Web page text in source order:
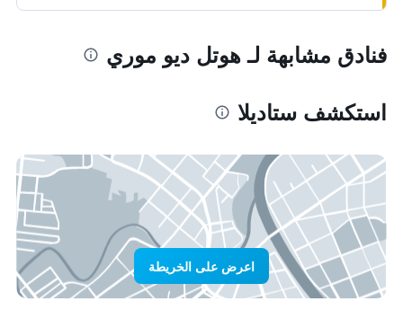
فنادق مشابهة لـ هوتل ديو موري
استكشف ستاديلا
اعرض على الخريطة